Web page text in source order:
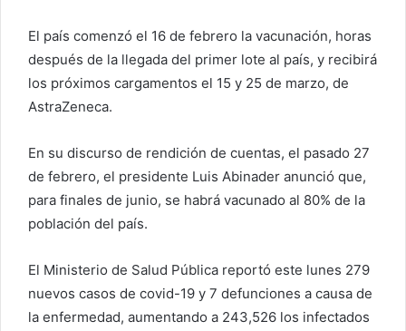
El país comenzó el 16 de febrero la vacunación, horas
después de la llegada del primer lote al país, y recibirá
los próximos cargamentos el 15 y 25 de marzo, de
AstraZeneca.
En su discurso de rendición de cuentas, el pasado 27
de febrero, el presidente Luis Abinader anunció que,
para finales de junio, se habrá vacunado al 80% de la
población del país.
El Ministerio de Salud Pública reportó este lunes 279
nuevos casos de covid-19 y 7 defunciones a causa de
la enfermedad, aumentando a 243,526 los infectados